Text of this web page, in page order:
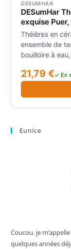
DESUMHAR
DESumHar
exquise
Gaiwan
à thé, 800ml
Théières en
ensemble de
bouilloire à
21,79 €✓ En
Eunice
Coucou, je
quelques années